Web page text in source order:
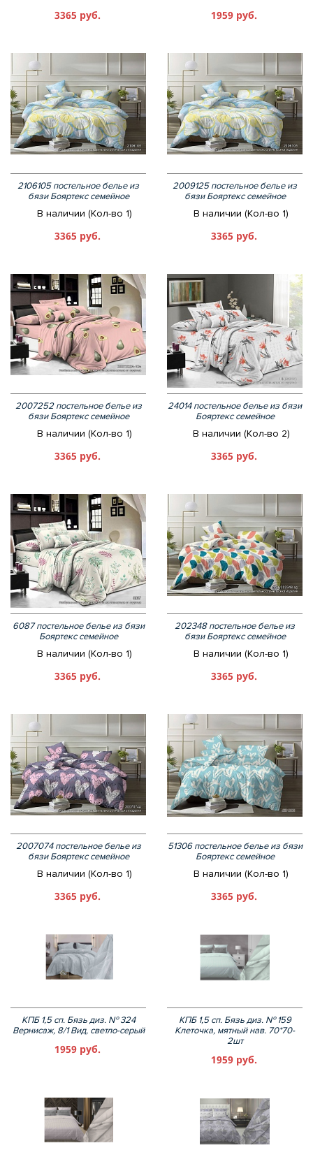
3365 руб. 1959 руб.
2106105 постельное белье из
бязи Бояртекс семейное
В наличии (Кол-во 1)
3365 руб.
2009125 постельное белье из
бязи Бояртекс семейное
В наличии (Кол-во 1)
3365 руб.
2007252 постельное белье из
бязи Бояртекс семейное
В наличии (Кол-во 1)
3365 руб.
24014 постельное белье из бязи
Бояртекс семейное
В наличии (Кол-во 2)
3365 руб.
6087 постельное белье из бязи
Бояртекс семейное
В наличии (Кол-во 1)
3365 руб.
202348 постельное белье из
бязи Бояртекс семейное
В наличии (Кол-во 1)
3365 руб.
2007074 постельное белье из
бязи Бояртекс семейное
В наличии (Кол-во 1)
3365 руб.
51306 постельное белье из бязи
Бояртекс семейное
В наличии (Кол-во 1)
3365 руб.
КПБ 1,5 сп. Бязь диз. № 324
Вернисаж, 8/1 Вид, светло-серый
1959 руб.
КПБ 1,5 сп. Бязь диз. № 159
Клеточка, мятный нав. 70*70-
2шт
1959 руб.